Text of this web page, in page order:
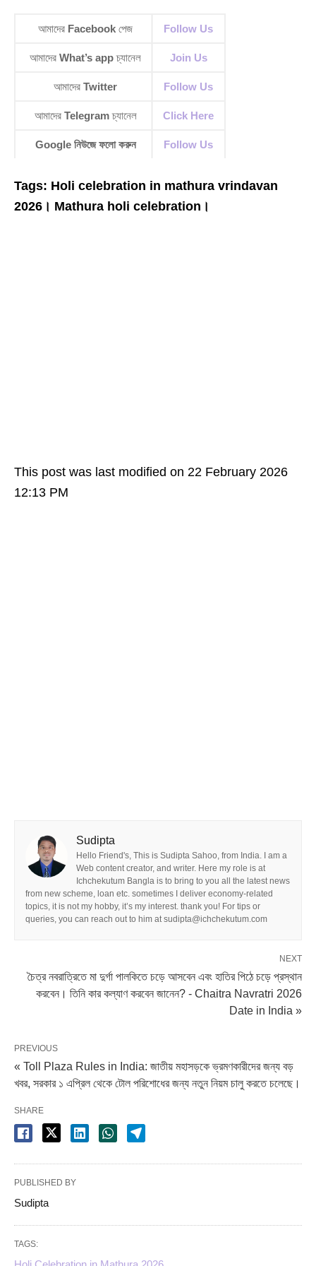
আমাদের Facebook পেজ Follow Us
আমাদের What’s appচ্যানেল Join Us
আমাদের Twitter Follow Us
আমাদের Telegramচ্যানেল Click Here
Google নিউজে ফলো করুন Follow Us
Tags: Holi celebration in mathura vrindavan
2026। Mathura holi celebration।
This post was last modified on 22 February 2026
12:13 PM
Sudipta
Hello Friend's, This is Sudipta Sahoo, from India. I am a
Web content creator, and writer. Here my role is at
Ichchekutum Bangla is to bring to you all the latest news
from new scheme, loan etc. sometimes I deliver economy-related
topics, it is not my hobby, it’s my interest. thank you! For tips or
queries, you can reach out to him at sudipta@ichchekutum.com
NEXT
চৈত্র নবরাত্রিতে মা দুর্গা পালকিতে চড়ে আসবেন এবং হাতির পিঠে চড়ে প্রস্থান
করবেন। তিনি কার কল্যাণ করবেন জানেন? - Chaitra Navratri 2026
Date in India »
PREVIOUS
« Toll Plaza Rules in India: জাতীয় মহাসড়কে ভ্রমণকারীদের জন্য বড়
খবর, সরকার ১ এপ্রিল থেকে টোল পরিশোধের জন্য নতুন নিয়ম চালু করতে চলেছে।
SHARE
PUBLISHED BY
Sudipta
TAGS: